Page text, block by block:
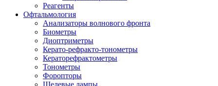
Реагенты
Офтальмология
Анализаторы волнового фронта
Биометры
Диоптриметры
Керато-рефракто-тонометры
Кераторефрактометры
Тонометры
Форопторы
Щелевые лампы